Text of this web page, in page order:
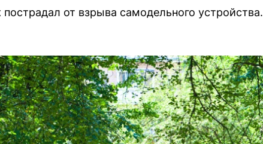
от взрыва самодельного устройства.